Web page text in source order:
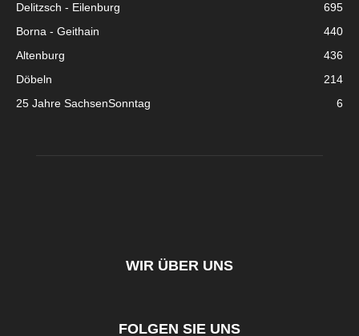
Delitzsch - Eilenburg
695
Borna - Geithain
440
Altenburg
436
Döbeln
214
25 Jahre SachsenSonntag
6
WIR ÜBER UNS
FOLGEN SIE UNS